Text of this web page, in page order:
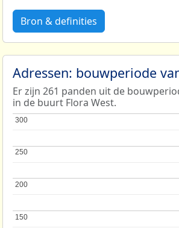
Bron & definities
Adressen: bouwperiode
Er zijn 261 panden uit de
in de buurt Flora West.
150
150
200
200
250
250
300
300